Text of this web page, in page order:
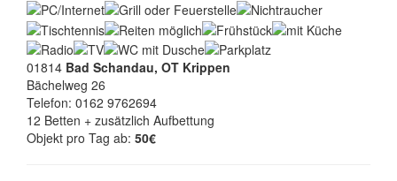
01814 Bad Schandau, OT Krippen
Bächelweg 26
Telefon: 0162 9762694
12 Betten + zusätzlich Aufbettung
Objekt pro Tag ab: 50€